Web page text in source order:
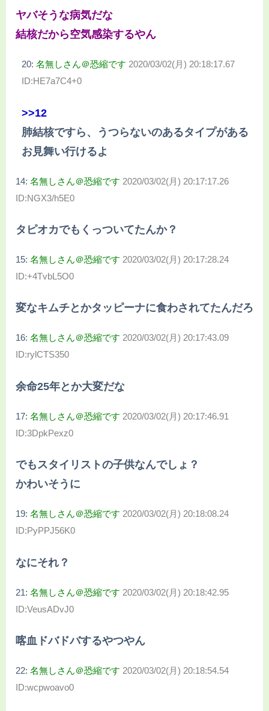
ヤバそうな病気だな
結核だから空気感染するやん
20: 名無しさん＠恐縮です 2020/03/02(月) 20:18:17.67
ID:HE7a7C4+0
>>12
肺結核ですら、うつらないのあるタイプがある
お見舞い行けるよ
14: 名無しさん＠恐縮です 2020/03/02(月) 20:17:17.26
ID:NGX3/h5E0
タピオカでもくっついてたんか？
15: 名無しさん＠恐縮です 2020/03/02(月) 20:17:28.24
ID:+4TvbL5O0
変なキムチとかタッピーナに食わされてたんだろ
16: 名無しさん＠恐縮です 2020/03/02(月) 20:17:43.09
ID:rylCTS350
余命25年とか大変だな
17: 名無しさん＠恐縮です 2020/03/02(月) 20:17:46.91
ID:3DpkPexz0
でもスタイリストの子供なんでしょ？
かわいそうに
19: 名無しさん＠恐縮です 2020/03/02(月) 20:18:08.24
ID:PyPPJ56K0
なにそれ？
21: 名無しさん＠恐縮です 2020/03/02(月) 20:18:42.95
ID:VeusADvJ0
喀血ドバドバするやつやん
22: 名無しさん＠恐縮です 2020/03/02(月) 20:18:54.54
ID:wcpwoavo0